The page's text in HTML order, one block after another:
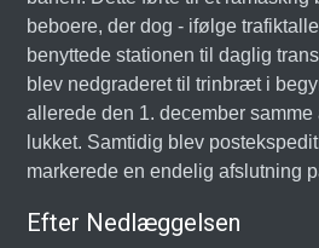
beboere, der dog - ifølge
benyttede stationen til daglig
blev nedgraderet til trinbræt i
allerede den 1. december
lukket. Samtidig blev
markerede en endelig afslutning
Efter Nedlæggelsen